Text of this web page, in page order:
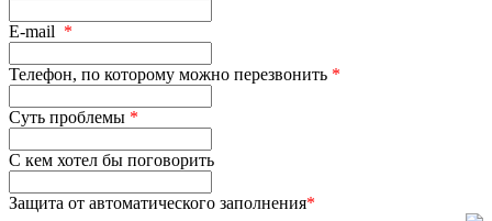
E-mail *
Телефон, по которому можно перезвонить *
Суть проблемы *
С кем хотел бы поговорить
Защита от автоматического заполнения*